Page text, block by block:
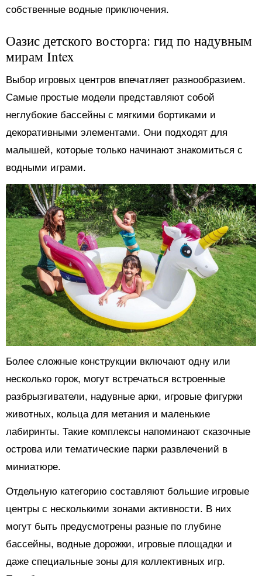
собственные водные приключения.
Оазис детского восторга: гид по надувным
мирам Intex
Выбор игровых центров впечатляет разнообразием.
Самые простые модели представляют собой
неглубокие бассейны с мягкими бортиками и
декоративными элементами. Они подходят для
малышей, которые только начинают знакомиться с
водными играми.
Более сложные конструкции включают одну или
несколько горок, могут встречаться встроенные
разбрызгиватели, надувные арки, игровые фигурки
животных, кольца для метания и маленькие
лабиринты. Такие комплексы напоминают сказочные
острова или тематические парки развлечений в
миниатюре.
Отдельную категорию составляют большие игровые
центры с несколькими зонами активности. В них
могут быть предусмотрены разные по глубине
бассейны, водные дорожки, игровые площадки и
даже специальные зоны для коллективных игр.